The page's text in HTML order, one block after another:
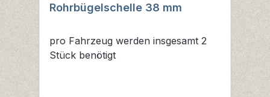
Rohrbügelschelle 38 mm
pro Fahrzeug werden insgesamt 2
Stück benötigt